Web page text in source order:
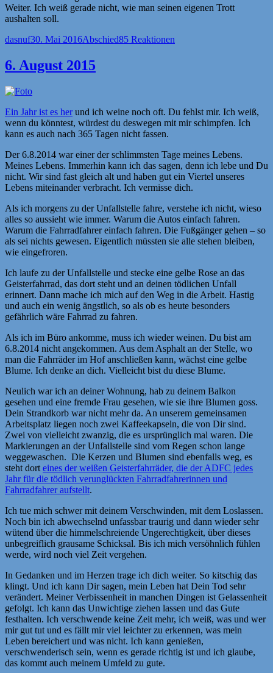
Weiter. Ich weiß gerade nicht, wie man seinen eigenen Trott
aushalten soll.
Autor
dasnufVeröffentlicht
30. Mai 2016Kategorien
Abschied85 Reaktionen
6. August 2015
Ein Jahr ist es herund ich weine noch oft. Du fehlst mir. Ich weiß,
wenn du könntest, würdest du deswegen mit mir schimpfen. Ich
kann es auch nach 365 Tagen nicht fassen.
Der 6.8.2014 war einer der schlimmsten Tage meines Lebens.
Meines Lebens. Immerhin kann ich das sagen, denn ich lebe und Du
nicht. Wir sind fast gleich alt und haben gut ein Viertel unseres
Lebens miteinander verbracht. Ich vermisse dich.
Als ich morgens zu der Unfallstelle fahre, verstehe ich nicht, wieso
alles so aussieht wie immer. Warum die Autos einfach fahren.
Warum die Fahrradfahrer einfach fahren. Die Fußgänger gehen – so
als sei nichts gewesen. Eigentlich müssten sie alle stehen bleiben,
wie eingefroren.
Ich laufe zu der Unfallstelle und stecke eine gelbe Rose an das
Geisterfahrrad, das dort steht und an deinen tödlichen Unfall
erinnert. Dann mache ich mich auf den Weg in die Arbeit. Hastig
und auch ein wenig ängstlich, so als ob es heute besonders
gefährlich wäre Fahrrad zu fahren.
Als ich im Büro ankomme, muss ich wieder weinen. Du bist am
6.8.2014 nicht angekommen. Aus dem Asphalt an der Stelle, wo
man die Fahrräder im Hof anschließen kann, wächst eine gelbe
Blume. Ich denke an dich. Vielleicht bist du diese Blume.
Neulich war ich an deiner Wohnung, hab zu deinem Balkon
gesehen und eine fremde Frau gesehen, wie sie ihre Blumen goss.
Dein Strandkorb war nicht mehr da. An unserem gemeinsamen
Arbeitsplatz liegen noch zwei Kaffeekapseln, die von Dir sind.
Zwei von vielleicht zwanzig, die es ursprünglich mal waren. Die
Markierungen an der Unfallstelle sind vom Regen schon lange
weggewaschen. Die Kerzen und Blumen sind ebenfalls weg, es
steht dort eines der weißen Geisterfahrräder, die der ADFC jedes
Jahr für die tödlich verunglückten Fahrradfahrerinnen und
Fahrradfahrer aufstellt.
Ich tue mich schwer mit deinem Verschwinden, mit dem Loslassen.
Noch bin ich abwechselnd unfassbar traurig und dann wieder sehr
wütend über die himmelschreiende Ungerechtigkeit, über dieses
unbegreiflich grausame Schicksal. Bis ich mich versöhnlich fühlen
werde, wird noch viel Zeit vergehen.
In Gedanken und im Herzen trage ich dich weiter. So kitschig das
klingt. Und ich kann Dir sagen, mein Leben hat Dein Tod sehr
verändert. Meiner Verbissenheit in manchen Dingen ist Gelassenheit
gefolgt. Ich kann das Unwichtige ziehen lassen und das Gute
festhalten. Ich verschwende keine Zeit mehr, ich weiß, was und wer
mir gut tut und es fällt mir viel leichter zu erkennen, was mein
Leben bereichert und was nicht. Ich kann genießen,
verschwenderisch sein, wenn es gerade richtig ist und ich glaube,
das kommt auch meinem Umfeld zu gute.